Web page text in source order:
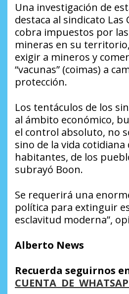
Una investigación de
destaca al sindicato Las
cobra impuestos por
mineras en su
exigir a mineros y
“vacunas” (coimas) a
protección.
Los tentáculos de los
al ámbito económico,
el control absoluto, no
sino de la vida cotidiana
habitantes, de los
subrayó Boon.
Se requerirá una
política para extinguir
esclavitud moderna”,
Alberto News
Recuerda seguirnos
CUENTA DE